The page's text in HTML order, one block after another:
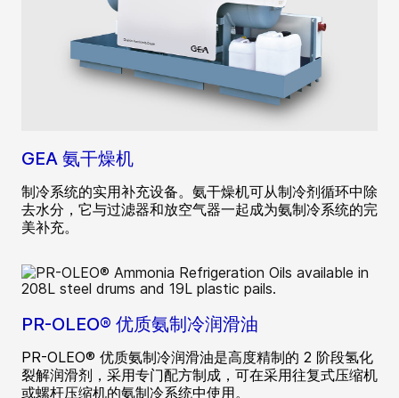
GEA 氨干燥机
制冷系统的实用补充设备。氨干燥机可从制冷剂循环中除
去水分，它与过滤器和放空气器一起成为氨制冷系统的完
美补充。
PR-OLEO® 优质氨制冷润滑油
PR-OLEO® 优质氨制冷润滑油是高度精制的 2 阶段氢化
裂解润滑剂，采用专门配方制成，可在采用往复式压缩机
或螺杆压缩机的氨制冷系统中使用。